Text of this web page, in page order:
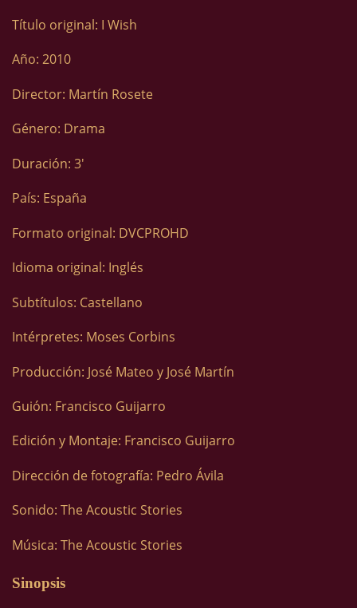
Título original: I Wish
Año: 2010
Director: Martín Rosete
Género: Drama
Duración: 3′
País: España
Formato original: DVCPROHD
Idioma original: Inglés
Subtítulos: Castellano
Intérpretes: Moses Corbins
Producción: José Mateo y José Martín
Guión: Francisco Guijarro
Edición y Montaje: Francisco Guijarro
Dirección de fotografía: Pedro Ávila
Sonido: The Acoustic Stories
Música: The Acoustic Stories
Sinopsis